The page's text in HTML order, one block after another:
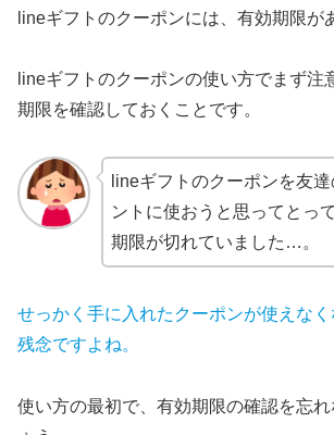
lineギフトのクーポンには、有効期限が
lineギフトのクーポンの使い方でまず注
期限を確認しておくことです。
lineギフトのクーポンを友
ントに使おうと思ってとっ
期限が切れていました…。
せっかく手に入れたクーポンが使えな
残念ですよね。
使い方の最初で、有効期限の確認を忘